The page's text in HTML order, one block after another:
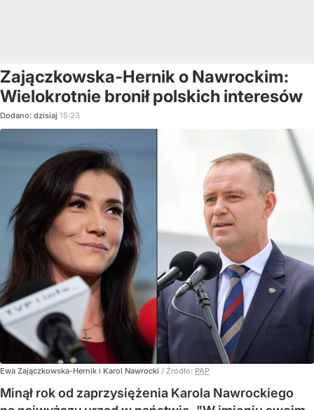
Zajączkowska-Hernik o Nawrockim:
Wielokrotnie bronił polskich interesów
Dodano: dzisiaj 15:23
Ewa Zajączkowska-Hernik i Karol Nawrocki / Źródło: PAP
Minął rok od zaprzysiężenia Karola Nawrockiego